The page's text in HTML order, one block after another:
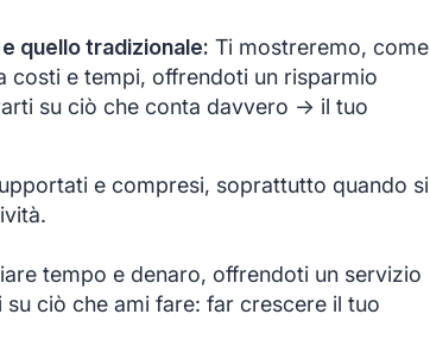
quello tradizionale: Ti mostreremo, come
e tempi, offrendoti un risparmio
su ciò che conta davvero -> il tuo
e compresi, soprattutto quando si
tempo e denaro, offrendoti un servizio
ciò che ami fare: far crescere il tuo